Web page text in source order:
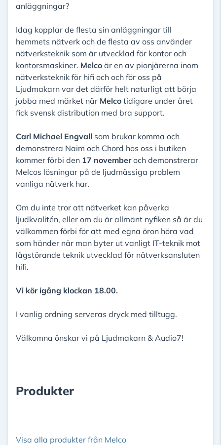
anläggningar?
Idag kopplar de flesta sin anläggningar till
hemmets nätverk och de flesta av oss använder
nätverksteknik som är utvecklad för kontor och
kontorsmaskiner. Melco är en av pionjärerna inom
nätverksteknik för hifi och och för oss på
Ljudmakarn var det därför helt naturligt att börja
jobba med märket när Melco tidigare under året
fick svensk distribution med bra support.
Carl Michael Engvall som brukar komma och
demonstrera Naim och Chord hos oss i butiken
kommer förbi den 17 novemberoch demonstrerar
Melcos lösningar på de ljudmässiga problem
vanliga nätverk har.
Om du inte tror att nätverket kan påverka
ljudkvalitén, eller om du är allmänt nyfiken så är du
välkommen förbi för att med egna öron höra vad
som händer när man byter ut vanligt IT-teknik mot
lågstörande teknik utvecklad för nätverksansluten
hifi.
Vi kör igång klockan 18.00.
I vanlig ordning serveras dryck med tilltugg.
Välkomna önskar vi på Ljudmakarn & Audio7!
Produkter
Visa alla produkter från Melco